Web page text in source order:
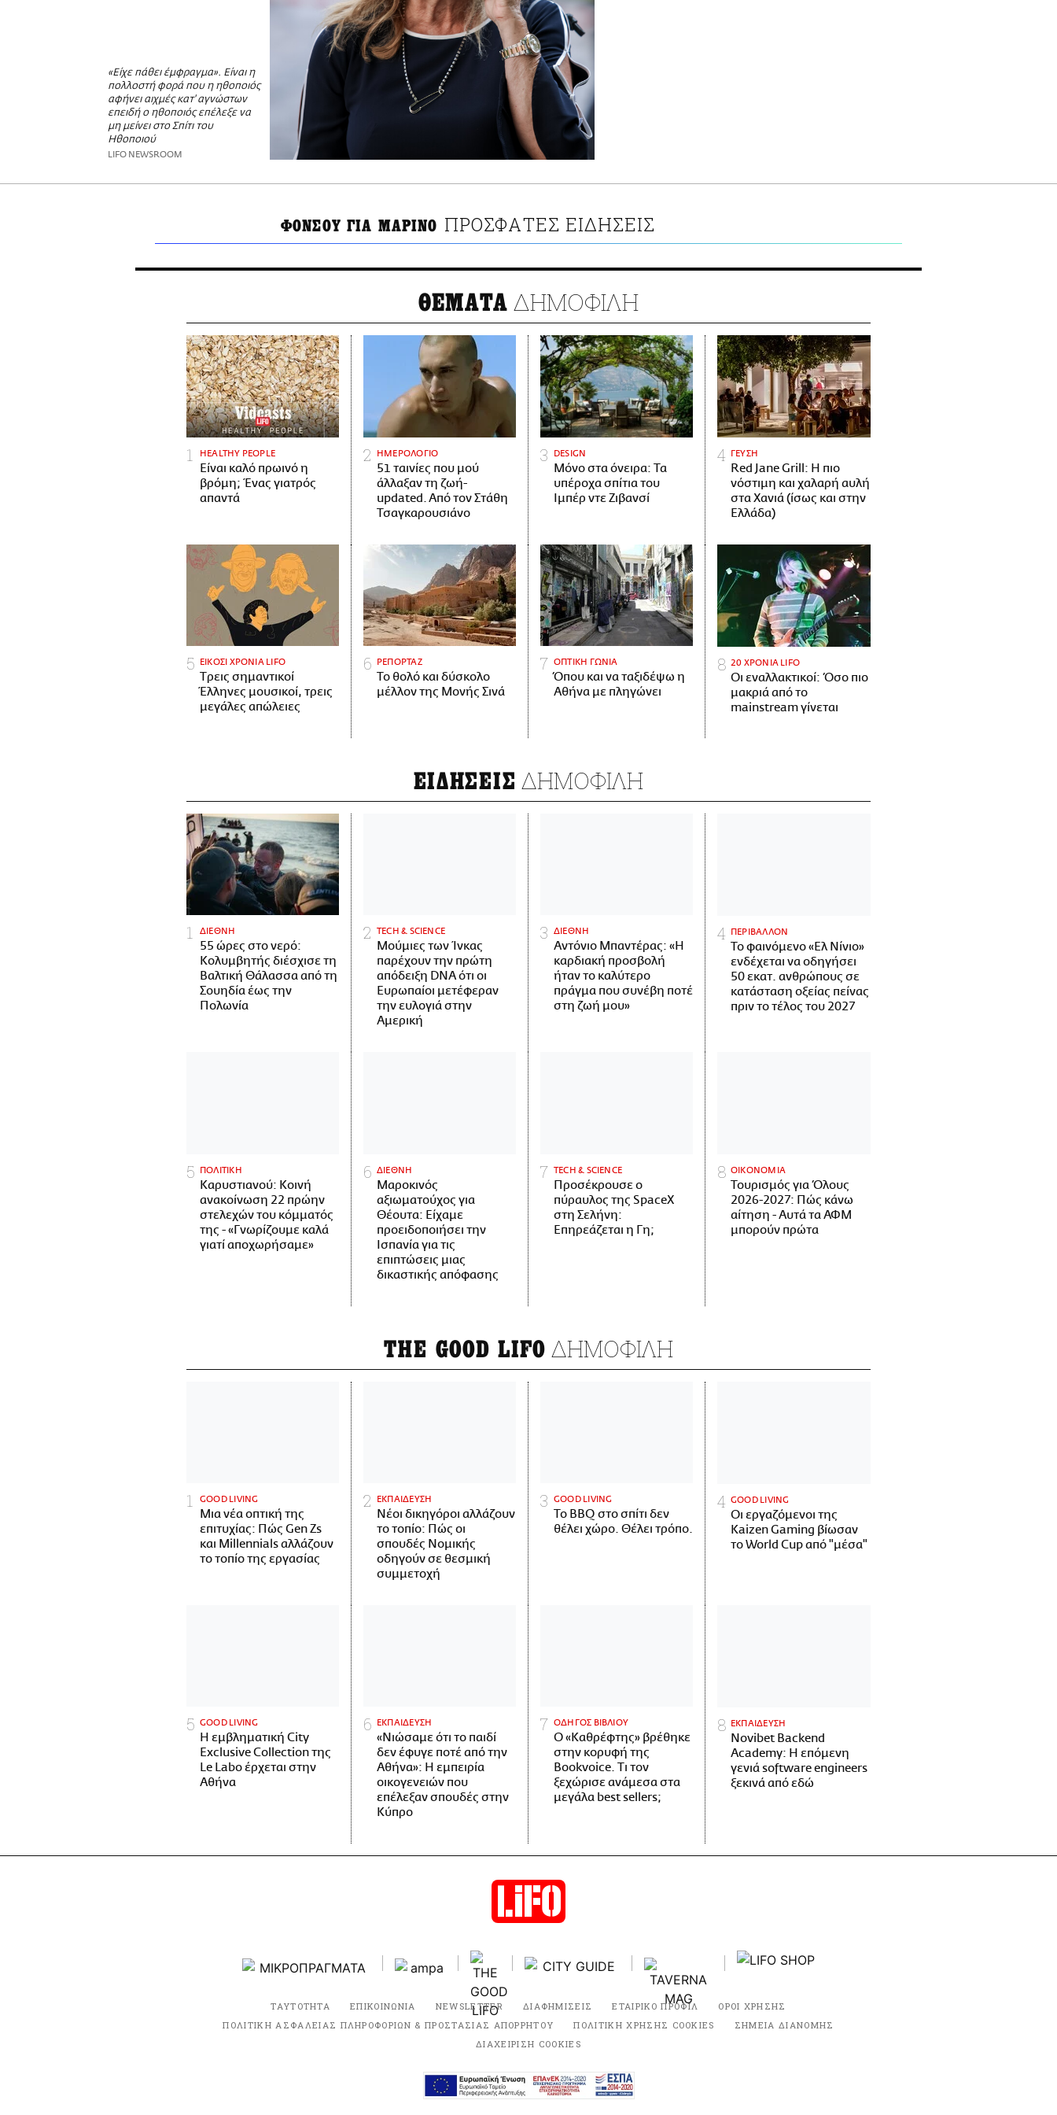
«Είχε πάθει έμφραγμα». Είναι η
πολλοστή φορά που η ηθοποιός
αφήνει αιχμές κατ' αγνώστων
επειδή ο ηθοποιός επέλεξε να
μη μείνει στο Σπίτι του
Ηθοποιού
LIFO NEWSROOM
ΦΟΝΣΟΥ ΓΙΑ ΜΑΡΙΝΟ ΠΡΟΣΦΑΤΕΣ ΕΙΔΗΣΕΙΣ
ΘΕΜΑΤΑ ΔΗΜΟΦΙΛΗ
HEALTHY PEOPLE
Είναι καλό πρωινό η
βρόμη; Ένας γιατρός
απαντά
ΗΜΕΡΟΛΟΓΙΟ
51 ταινίες που μού
άλλαξαν τη ζωή-
updated. Aπό τον Στάθη
Τσαγκαρουσιάνο
DESIGN
Μόνο στα όνειρα: Τα
υπέροχα σπίτια του
Ιμπέρ ντε Ζιβανσί
ΓΕΥΣΗ
Red Jane Grill: Η πιο
νόστιμη και χαλαρή αυλή
στα Χανιά (ίσως και στην
Ελλάδα)
ΕΙΚΟΣΙ ΧΡΟΝΙΑ LIFO
Tρεις σημαντικοί
Έλληνες μουσικοί, τρεις
μεγάλες απώλειες
ΡΕΠΟΡΤΑΖ
Το θολό και δύσκολο
μέλλον της Μονής Σινά
ΟΠΤΙΚΗ ΓΩΝΙΑ
Όπου και να ταξιδέψω η
Αθήνα με πληγώνει
20 ΧΡΟΝΙΑ LIFO
Οι εναλλακτικοί: Όσο πιο
μακριά από το
mainstream γίνεται
ΕΙΔΗΣΕΙΣ ΔΗΜΟΦΙΛΗ
ΔΙΕΘΝΗ
55 ώρες στο νερό:
Κολυμβητής διέσχισε τη
Βαλτική Θάλασσα από τη
Σουηδία έως την
Πολωνία
ΤECH & SCIENCE
Μούμιες των Ίνκας
παρέχουν την πρώτη
απόδειξη DNA ότι οι
Ευρωπαίοι μετέφεραν
την ευλογιά στην
Αμερική
ΔΙΕΘΝΗ
Αντόνιο Μπαντέρας: «Η
καρδιακή προσβολή
ήταν το καλύτερο
πράγμα που συνέβη ποτέ
στη ζωή μου»
ΠΕΡΙΒΑΛΛΟΝ
Το φαινόμενο «Ελ Νίνιο»
ενδέχεται να οδηγήσει
50 εκατ. ανθρώπους σε
κατάσταση οξείας πείνας
πριν το τέλος του 2027
ΠΟΛΙΤΙΚΗ
Καρυστιανού: Κοινή
ανακοίνωση 22 πρώην
στελεχών του κόμματός
της - «Γνωρίζουμε καλά
γιατί αποχωρήσαμε»
ΔΙΕΘΝΗ
Μαροκινός
αξιωματούχος για
Θέουτα: Είχαμε
προειδοποιήσει την
Ισπανία για τις
επιπτώσεις μιας
δικαστικής απόφασης
ΤECH & SCIENCE
Προσέκρουσε ο
πύραυλος της SpaceX
στη Σελήνη:
Επηρεάζεται η Γη;
ΟΙΚΟΝΟΜΙΑ
Τουρισμός για Όλους
2026-2027: Πώς κάνω
αίτηση - Αυτά τα ΑΦΜ
μπορούν πρώτα
THE GOOD LIFO ΔΗΜΟΦΙΛΗ
GOOD LIVING
Μια νέα οπτική της
επιτυχίας: Πώς Gen Zs
και Millennials αλλάζουν
το τοπίο της εργασίας
ΕΚΠΑΙΔΕΥΣΗ
Νέοι δικηγόροι αλλάζουν
το τοπίο: Πώς οι
σπουδές Νομικής
οδηγούν σε θεσμική
συμμετοχή
GOOD LIVING
Το BBQ στο σπίτι δεν
θέλει χώρο. Θέλει τρόπο.
GOOD LIVING
Οι εργαζόμενοι της
Kaizen Gaming βίωσαν
το World Cup από "μέσα"
GOOD LIVING
Η εμβληματική City
Exclusive Collection της
Le Labo έρχεται στην
Αθήνα
ΕΚΠΑΙΔΕΥΣΗ
«Νιώσαμε ότι το παιδί
δεν έφυγε ποτέ από την
Αθήνα»: Η εμπειρία
οικογενειών που
επέλεξαν σπουδές στην
Κύπρο
ΟΔΗΓΟΣ ΒΙΒΛΙΟΥ
Ο «Καθρέφτης» βρέθηκε
στην κορυφή της
Bookvoice. Τι τον
ξεχώρισε ανάμεσα στα
μεγάλα best sellers;
ΕΚΠΑΙΔΕΥΣΗ
Novibet Backend
Academy: Η επόμενη
γενιά software engineers
ξεκινά από εδώ
ΤΑΥΤΟΤΗΤΑ ΕΠΙΚΟΙΝΩΝΙΑ NEWSLETTER ΔΙΑΦΗΜΙΣΕΙΣ ΕΤΑΙΡΙΚΟ ΠΡΟΦΙΛ
ΟΡΟΙ ΧΡΗΣΗΣ
ΠΟΛΙΤΙΚΗ ΑΣΦΑΛΕΙΑΣ ΠΛΗΡΟΦΟΡΙΩΝ & ΠΡΟΣΤΑΣΙΑΣ ΑΠΟΡΡΗΤΟΥ
ΠΟΛΙΤΙΚΗ ΧΡΗΣΗΣ COOKIES
ΣΗΜΕΙΑ ΔΙΑΝΟΜΗΣ
ΔΙΑΧΕΙΡΙΣΗ COOKIES